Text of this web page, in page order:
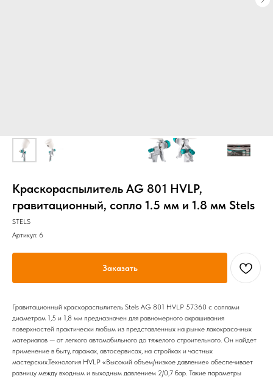
Краскораспылитель AG 801 HVLP,
гравитационный, сопло 1.5 мм и 1.8 мм Stels
STELS
Артикул: 6
Заказать
Гравитационный краскораспылитель Stels AG 801 HVLP 57360 с соплами
диаметром 1,5 и 1,8 мм предназначен для равномерного окрашивания
поверхностей практически любым из представленных на рынке лакокрасочных
материалов — от легкого автомобильного до тяжелого строительного. Он найдет
применение в быту, гаражах, автосервисах, на стройках и частных
мастерских.Технология HVLP «Высокий объем/низкое давление» обеспечивает
разницу между входным и выходным давлением 2/0,7 бар. Такие параметры